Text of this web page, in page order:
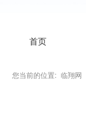
首页
您当前的位置: 临翔网